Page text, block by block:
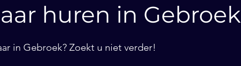
huren in Gebroek
in Gebroek? Zoekt u niet verder!